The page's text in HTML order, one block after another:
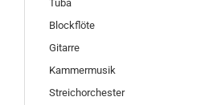
Tuba
Blockflöte
Gitarre
Kammermusik
Streichorchester